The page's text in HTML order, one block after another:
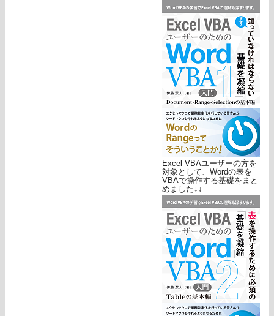
Excel VBAユーザーの方を
対象として、Wordの表を
VBAで操作する基礎をまと
めました↓↓